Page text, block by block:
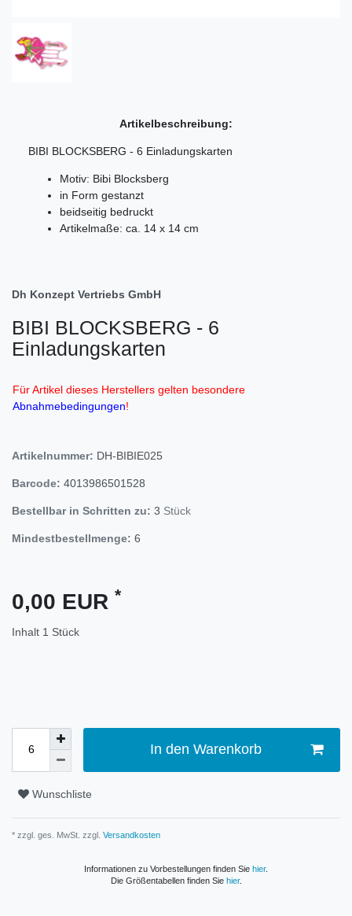
Artikelbeschreibung:
BIBI BLOCKSBERG - 6 Einladungskarten
Motiv: Bibi Blocksberg
in Form gestanzt
beidseitig bedruckt
Artikelmaße: ca. 14 x 14 cm
Dh Konzept Vertriebs GmbH
BIBI BLOCKSBERG - 6
Einladungskarten
Für Artikel dieses Herstellers gelten besondere
Abnahmebedingungen!
Artikelnummer: DH-BIBIE025
Barcode: 4013986501528
Bestellbar in Schritten zu: 3 Stück
Mindestbestellmenge: 6
0,00 EUR *
Inhalt 1 Stück
In den Warenkorb
Wunschliste
* zzgl. ges. MwSt. zzgl. Versandkosten
Informationen zu Vorbestellungen finden Sie hier.
Die Größentabellen finden Sie hier.